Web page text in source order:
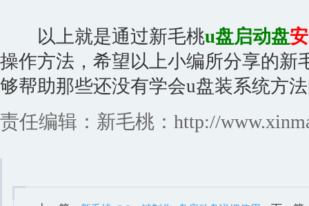
以上就是通过新毛桃u盘启动盘
操作方法，希望以上小编所分享的新
够帮助那些还没有学会u盘装系统方
责任编辑：新毛桃：http://